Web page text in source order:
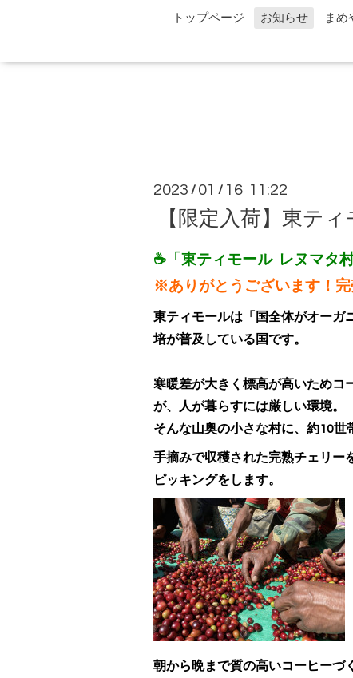
トップページ お知らせ まめ
2023 / 01 / 16 11:22
【限定入荷】東テ
☕「東ティモール レヌマ
※ありがとうございます！
東ティモールは「国全体がオーガ
培が普及している国です。
寒暖差が大きく 標高が高いためコ
が、人が暮らすには厳しい環境。
そんな山奥の小さな村に、約10世
手摘みで収穫された完熟チェリー
ピッキングをします。
朝から晩まで質の高いコーヒーづ